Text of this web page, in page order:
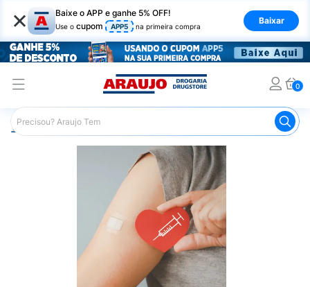
× Baixe o APP e ganhe 5% OFF!
Use o cupom APP5 na primeira compra
Baixar
0
Araujo Medicamentos Vacina Tríplice Viral